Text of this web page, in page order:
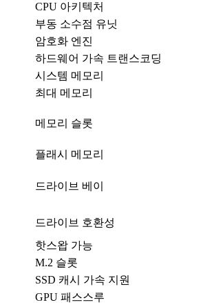
CPU 아키텍처
부동 소수점 유닛
암호화 엔진
하드웨어 가속 트랜스코딩
시스템 메모리
최대 메모리
메모리 슬롯
플래시 메모리
드라이브 베이
드라이브 호환성
핫스왑 가능
M.2 슬롯
SSD 캐시 가속 지원
GPU 패스스루